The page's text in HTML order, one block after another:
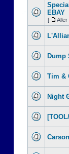
EBAY
[ Aller
Dump
Tim &
Night